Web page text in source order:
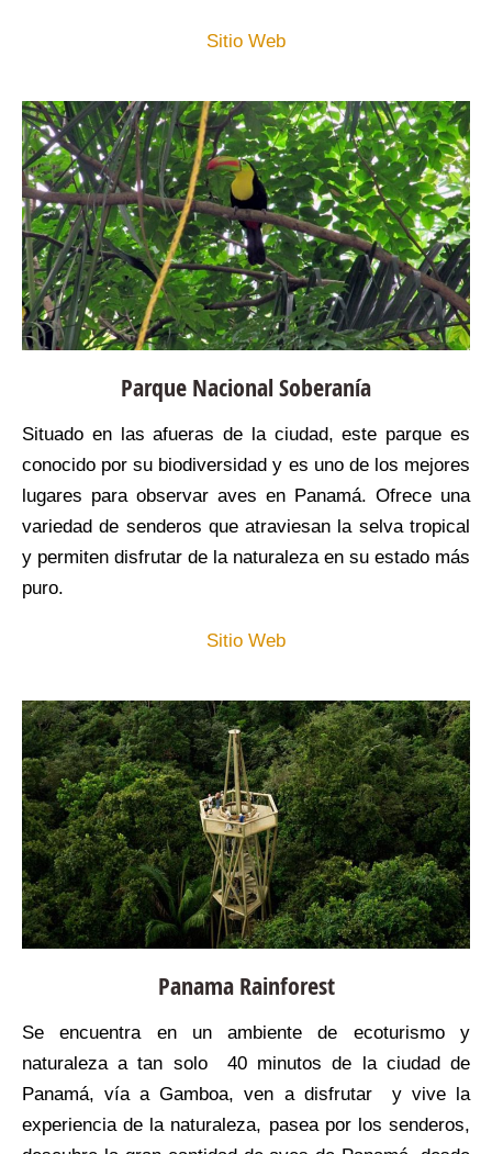
Sitio Web
Parque Nacional Soberanía
Situado en las afueras de la ciudad, este parque es
conocido por su biodiversidad y es uno de los mejores
lugares para observar aves en Panamá. Ofrece una
variedad de senderos que atraviesan la selva tropical
y permiten disfrutar de la naturaleza en su estado más
puro.
Sitio Web
Panama Rainforest
Se encuentra en un ambiente de ecoturismo y
naturaleza a tan solo 40 minutos de la ciudad de
Panamá, vía a Gamboa, ven a disfrutar y vive la
experiencia de la naturaleza, pasea por los senderos,